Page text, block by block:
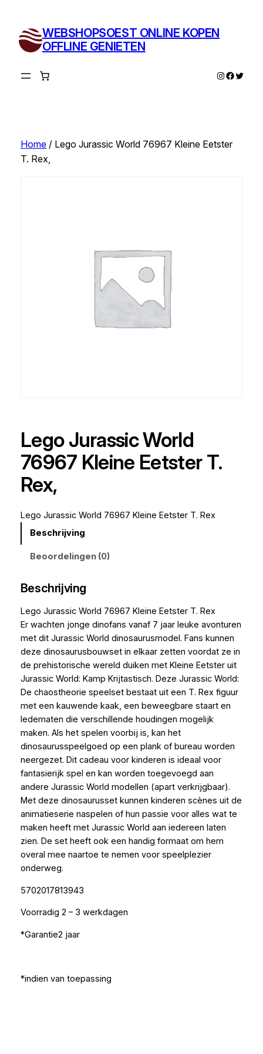
inhoud
WEBSHOPSOEST ONLINE KOPEN
OFFLINE GENIETEN
Instagram
Twitter
Home/ Lego Jurassic World 76967 Kleine Eetster
T. Rex,
Lego Jurassic World
76967 Kleine Eetster T.
Rex,
Lego Jurassic World 76967 Kleine Eetster T. Rex
Beschrijving
Beoordelingen (0)
Beschrijving
Lego Jurassic World 76967 Kleine Eetster T. Rex
Er wachten jonge dinofans vanaf 7 jaar leuke avonturen
met dit Jurassic World dinosaurusmodel. Fans kunnen
deze dinosaurusbouwset in elkaar zetten voordat ze in
de prehistorische wereld duiken met Kleine Eetster uit
Jurassic World: Kamp Krijtastisch. Deze Jurassic World:
De chaostheorie speelset bestaat uit een T. Rex figuur
met een kauwende kaak, een beweegbare staart en
ledematen die verschillende houdingen mogelijk
maken. Als het spelen voorbij is, kan het
dinosaurusspeelgoed op een plank of bureau worden
neergezet. Dit cadeau voor kinderen is ideaal voor
fantasierijk spel en kan worden toegevoegd aan
andere Jurassic World modellen (apart verkrijgbaar).
Met deze dinosaurusset kunnen kinderen scènes uit de
animatieserie naspelen of hun passie voor alles wat te
maken heeft met Jurassic World aan iedereen laten
zien. De set heeft ook een handig formaat om hem
overal mee naartoe te nemen voor speelplezier
onderweg.
5702017813943
Voorradig 2 – 3 werkdagen
*Garantie2 jaar
*indien van toepassing